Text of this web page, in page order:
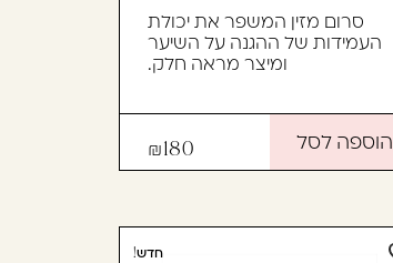
סרום מזין המשפר את יכולת
העמידות של ההגנה על השיער
ומיצר מראה חלק.
180 הוספה לסל
חדש!